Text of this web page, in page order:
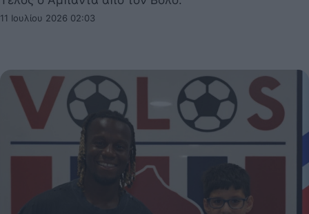
11 Ιουλίου 2026 02:03